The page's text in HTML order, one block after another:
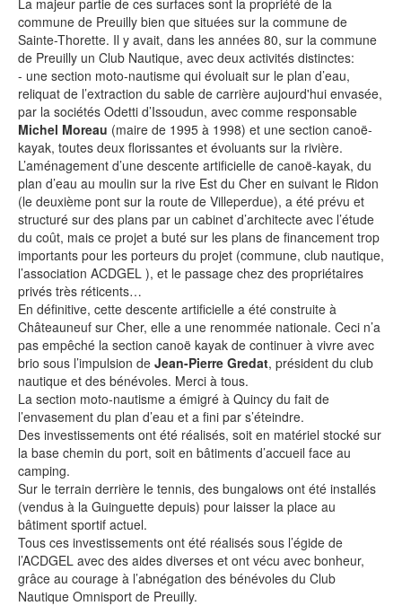
commune de Preuilly bien que situées sur la commune de
Sainte-Thorette. Il y avait, dans les années 80, sur la commune
de Preuilly un Club Nautique, avec deux activités distinctes:
- une section moto-nautisme qui évoluait sur le plan d’eau,
reliquat de l’extraction du sable de carrière aujourd'hui envasée,
par la sociétés Odetti d’Issoudun, avec comme responsable
Michel Moreau (maire de 1995 à 1998) et une section canoë-
kayak, toutes deux florissantes et évoluants sur la rivière.
L’aménagement d’une descente artificielle de canoë-kayak, du
plan d’eau au moulin sur la rive Est du Cher en suivant le Ridon
(le deuxième pont sur la route de Villeperdue), a été prévu et
structuré sur des plans par un cabinet d’architecte avec l’étude
du coût, mais ce projet a buté sur les plans de financement trop
importants pour les porteurs du projet (commune, club nautique,
l’association ACDGEL ), et le passage chez des propriétaires
privés très réticents…
En définitive, cette descente artificielle a été construite à
Châteauneuf sur Cher, elle a une renommée nationale. Ceci n’a
pas empêché la section canoë kayak de continuer à vivre avec
brio sous l’impulsion de Jean-Pierre Gredat, président du club
nautique et des bénévoles. Merci à tous.
La section moto-nautisme a émigré à Quincy du fait de
l’envasement du plan d’eau et a fini par s’éteindre.
Des investissements ont été réalisés, soit en matériel stocké sur
la base chemin du port, soit en bâtiments d’accueil face au
camping.
Sur le terrain derrière le tennis, des bungalows ont été installés
(vendus à la Guinguette depuis) pour laisser la place au
bâtiment sportif actuel.
Tous ces investissements ont été réalisés sous l’égide de
l’ACDGEL avec des aides diverses et ont vécu avec bonheur,
grâce au courage à l’abnégation des bénévoles du Club
Nautique Omnisport de Preuilly.